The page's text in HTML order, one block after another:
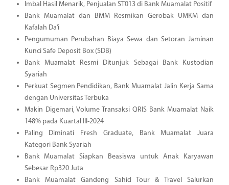
Imbal Hasil Menarik, Penjualan ST013 di Bank Muamalat Positif
Bank Muamalat dan BMM Resmikan Gerobak UMKM dan
Kafalah Da’i
Pengumuman Perubahan Biaya Sewa dan Setoran Jaminan
Kunci Safe Deposit Box (SDB)
Bank Muamalat Resmi Ditunjuk Sebagai Bank Kustodian
Syariah
Perkuat Segmen Pendidikan, Bank Muamalat Jalin Kerja Sama
dengan Universitas Terbuka
Makin Digemari, Volume Transaksi QRIS Bank Muamalat Naik
148% pada Kuartal III-2024
Paling Diminati Fresh Graduate, Bank Muamalat Juara
Kategori Bank Syariah
Bank Muamalat Siapkan Beasiswa untuk Anak Karyawan
Sebesar Rp320 Juta
Bank Muamalat Gandeng Sahid Tour & Travel Salurkan